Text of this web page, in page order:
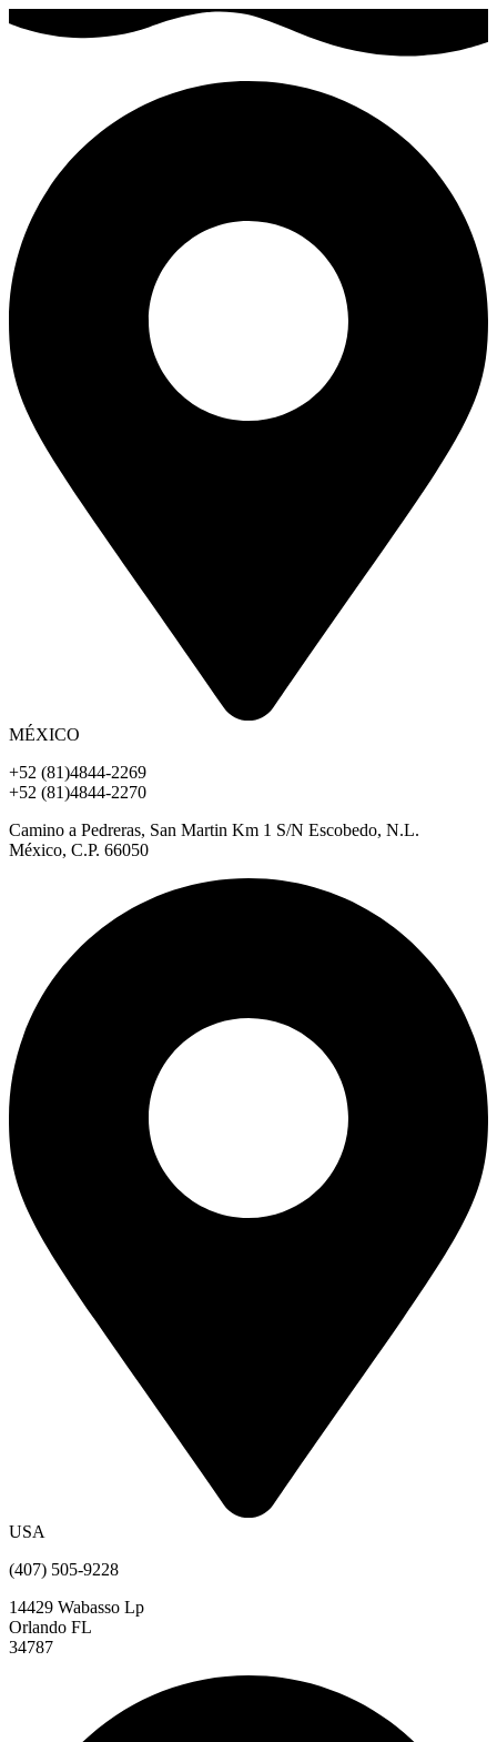
MÉXICO
+52 (81)4844-2269
+52 (81)4844-2270
Camino a Pedreras, San Martin Km 1 S/N Escobedo, N.L.
México, C.P. 66050
USA
(407) 505-9228
14429 Wabasso Lp
Orlando FL
34787